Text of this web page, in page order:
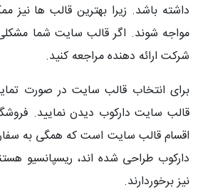
داشته باشد. زیرا بهترین قالب ها
مواجه شوند. اگر قالب سایت شما
شرکت ارائه دهنده مراجعه کنید.
برای انتخاب قالب سایت در صورت
قالب سایت دارکوب دیدن نمایید.
اقسام قالب سایت است که همگی به
دارکوب طراحی شده اند، ریسپانسیو
نیز برخوردارند.